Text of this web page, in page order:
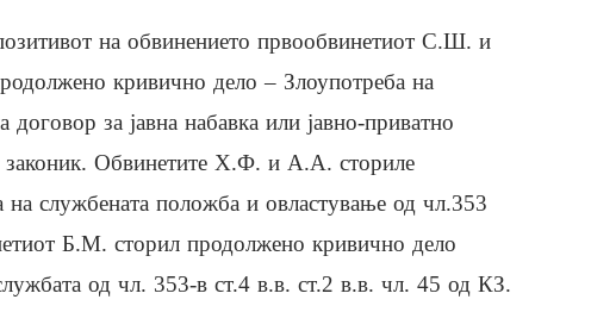
на обвинението првообвинетиот С.Ш. и
кривично дело – Злоупотреба на
договор за јавна набавка или јавно-приватно
Обвинетите Х.Ф. и А.А. сториле
службената положба и овластување од чл.353
Б.М. сторил продолжено кривично дело
од чл. 353-в ст.4 в.в. ст.2 в.в. чл. 45 од КЗ.